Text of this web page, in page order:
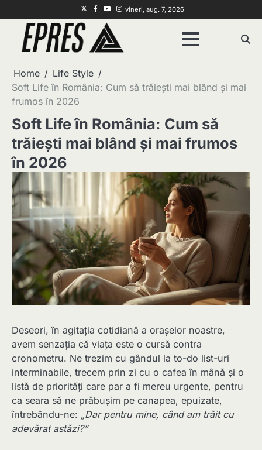
to
content
Twitter
Facebook
Youtube
Instagram
vineri, aug. 7, 2026
Home
Life Style
Soft Life în România: Cum să trăiești mai blând și mai
frumos în 2026
Soft Life în România: Cum să
trăiești mai blând și mai frumos
în 2026
Deseori, în agitația cotidiană a orașelor noastre,
avem senzația că viața este o cursă contra
cronometru. Ne trezim cu gândul la to-do list-uri
interminabile, trecem prin zi cu o cafea în mână și o
listă de priorități care par a fi mereu urgente, pentru
ca seara să ne prăbușim pe canapea, epuizate,
întrebându-ne: „Dar pentru mine, când am trăit cu
adevărat astăzi?”